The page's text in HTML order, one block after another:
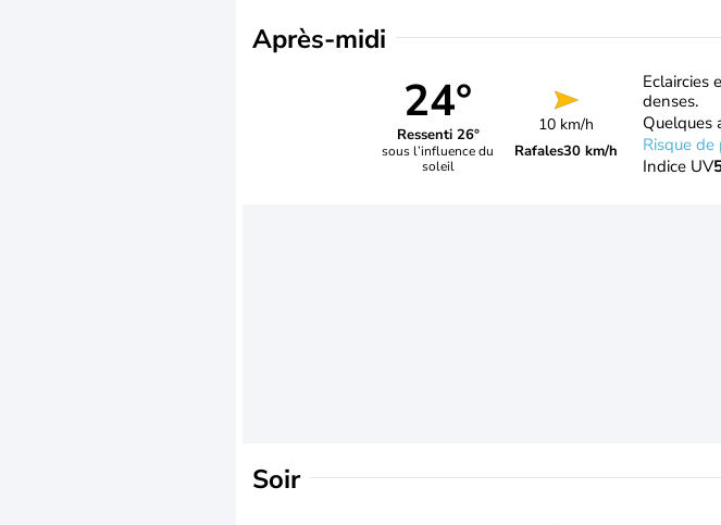
Après-midi
24°
Ressenti 26°
sous l’influence du
soleil
10 km/h
Rafales30 km/h
Eclaircies
denses.
Quelques
Risque de
Indice UV
Soir